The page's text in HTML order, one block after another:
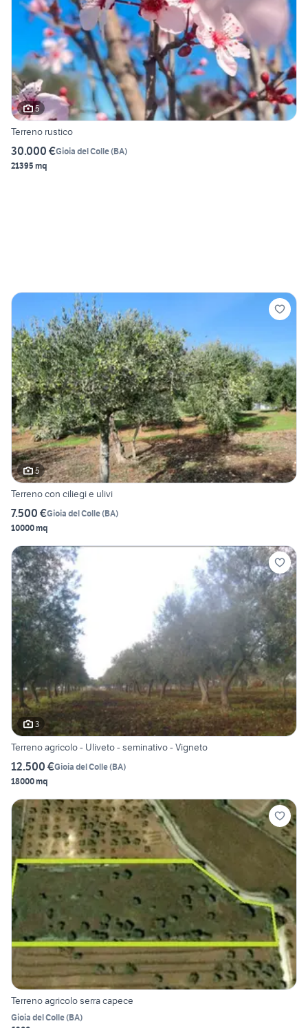
5
Terreno rustico
30.000 €Gioia del Colle(BA)
21395 mq
5
Terreno con ciliegi e ulivi
7.500 €Gioia del Colle(BA)
10000 mq
3
Terreno agricolo - Uliveto - seminativo - Vigneto
12.500 €Gioia del Colle(BA)
18000 mq
Terreno agricolo serra capece
Gioia del Colle(BA)